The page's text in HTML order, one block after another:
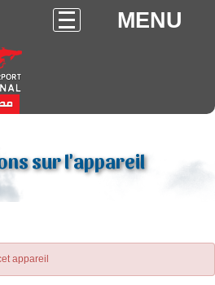
MENU
sur l'appareil
appareil